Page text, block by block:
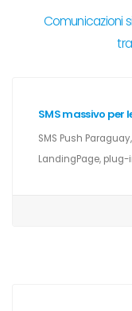
Comunicazioni
SMS massivo per
SMS Push
LandingPage,